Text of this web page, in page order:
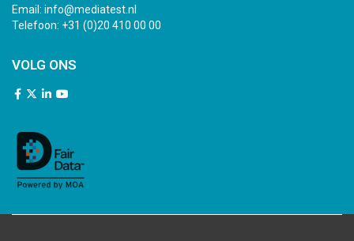
Email: info@mediatest.nl
Telefoon: +31 (0)20 410 00 00
VOLG ONS